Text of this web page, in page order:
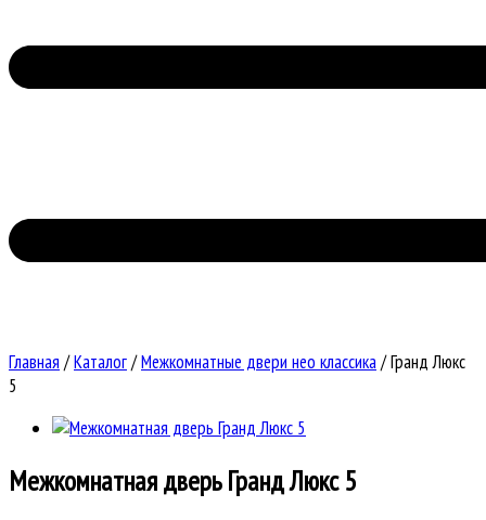
Главная /Каталог/Межкомнатные двери нео классика/Гранд Люкс
5
Межкомнатная дверь Гранд Люкс 5